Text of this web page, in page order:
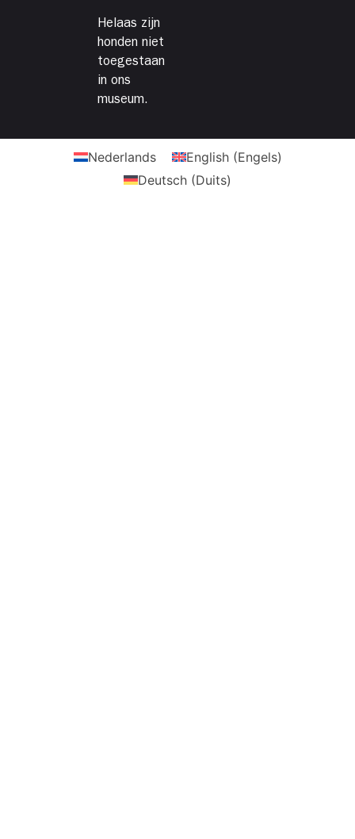
Helaas zijn
honden niet
toegestaan
in ons
museum.
Nederlands English(Engels)
Deutsch (Duits)